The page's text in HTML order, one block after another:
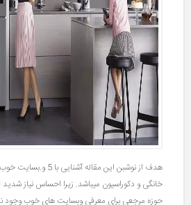
هدف از نوشبن این مقاله
خانگی و دکوراسیون میباشد. زیرا احساس نیاز
حوزه مرجعی برای معرفی وبسایت های خوب وجود